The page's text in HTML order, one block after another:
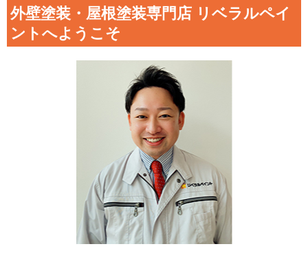
外壁塗装・屋根塗装専門店 リベラルペイ
ントへようこそ